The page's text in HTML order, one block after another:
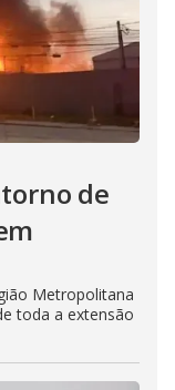
de
Metropolitana
toda a extensão